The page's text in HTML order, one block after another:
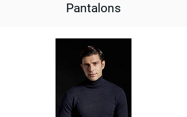
Pantalons